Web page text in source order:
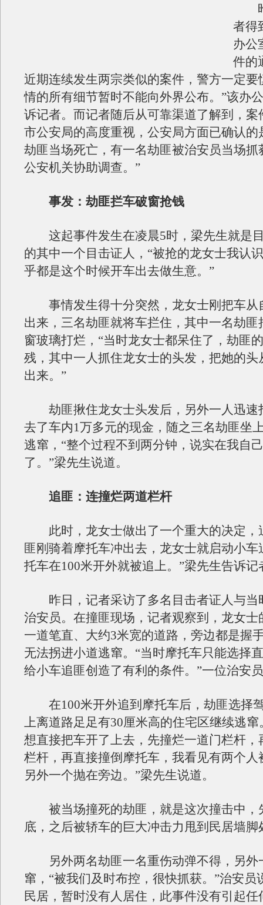
昨
者得
办公
件的
近期连续发生两宗类似的案件，警方一定要
情的所有细节暂时不能向外界公布。”该办
诉记者。而记者随后从可靠渠道了解到，案
市公安局的高度重视，公安局方面已确认的
劫匪当场死亡，有一名劫匪被治安员当场抓
公安机关协助调查。”
事发：劫匪拦车破窗抢钱
这起事件发生在凌晨5时，梁先生就是
的其中一个目击证人，“被抢的龙女士我认
乎都是这个时候开车出去做生意。”
事情发生得十分突然，龙女士刚把车从
出来，三名劫匪就将车拦住，其中一名劫匪
窗玻璃打烂，“当时龙女士都呆住了，劫匪
残，其中一人抓住龙女士的头发，把她的头
出来。”
劫匪揪住龙女士头发后，另外一人迅速
去了车内1万多元的现金，随之三名劫匪坐
逃窜，“整个过程不到两分钟，说实在我自
了。”梁先生说道。
追匪：连撞烂两道栏杆
此时，龙女士做出了一个重大的决定，
匪刚骑着摩托车冲出去，龙女士就启动小车
托车在100米开外就被追上。”梁先生告诉记
昨日，记者采访了多名目击者证人与当
治安员。在撞匪现场，记者观察到，龙女士
一道笔直、大约3米宽的道路，旁边都是握
无法拐进小道逃窜。“当时摩托车只能选择
给小车追匪创造了有利的条件。”一位治安
在100米开外追到摩托车后，劫匪选择
上离道路足足有30厘米高的住宅区继续逃窜
想直接把车开了上去，先撞烂一道门栏杆，
栏杆，再直接撞倒摩托车，我看见有两个人
另外一个抛在旁边。”梁先生说道。
被当场撞死的劫匪，就是这次撞击中，
底，之后被轿车的巨大冲击力甩到民居墙脚
另外两名劫匪一名重伤动弹不得，另外
窜，“被我们及时布控，很快抓获。”治安员
民居，暂时没有人居住，此事件没有引起任